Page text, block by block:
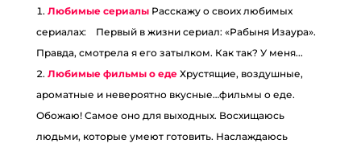
Любимые сериалы Расскажу о своих любимых
сериалах:⠀ Первый в жизни сериал: «Рабыня Изаура».
Правда, смотрела я его затылком. Как так? У меня...
Любимые фильмы о еде Хрустящие, воздушные,
ароматные и невероятно вкусные…фильмы о еде.
Обожаю! Самое оно для выходных. Восхищаюсь
людьми, которые умеют готовить. Наслаждаюсь